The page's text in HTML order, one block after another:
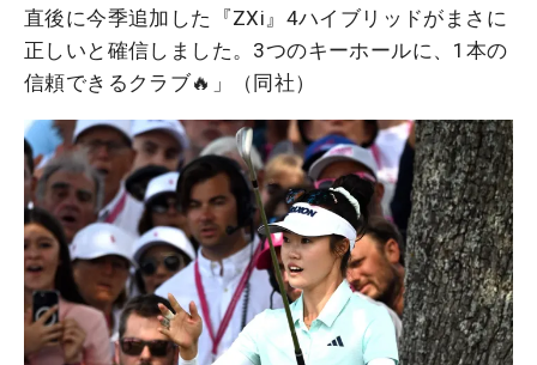
直後に今季追加した『ZXi』4ハイブリッドがまさに
正しいと確信しました。3つのキーホールに、1本の
信頼できるクラブ🔥」（同社）